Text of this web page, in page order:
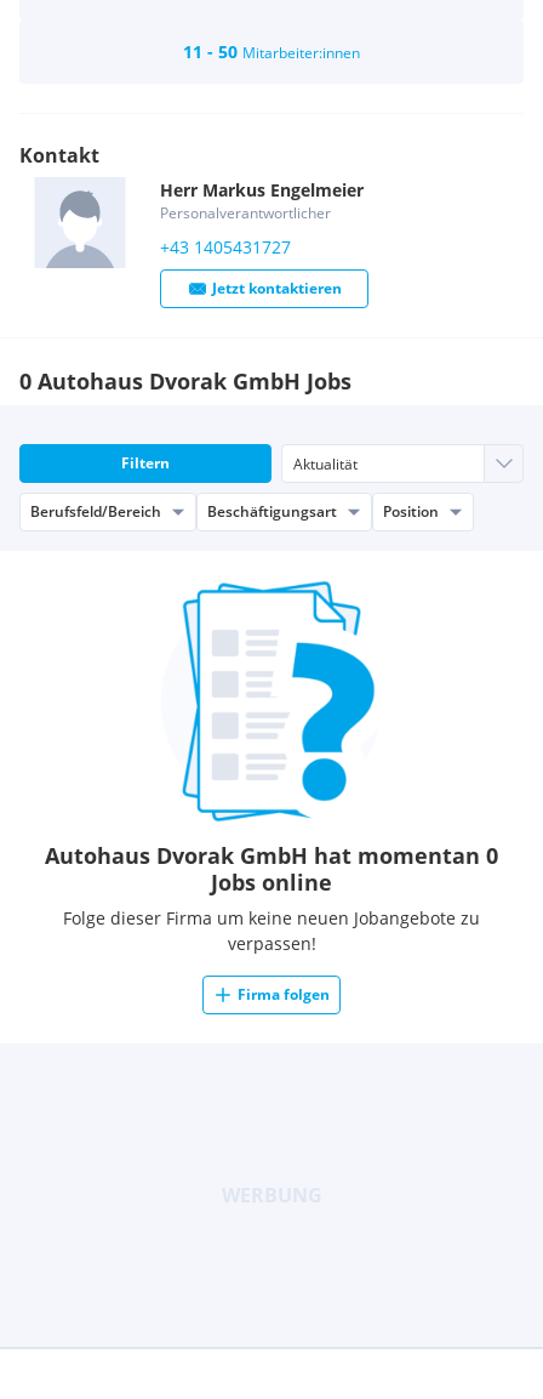
11 - 50 Mitarbeiter:innen
Kontakt
Herr Markus Engelmeier
Personalverantwortlicher
+43 1405431727
Jetzt kontaktieren
0 Autohaus Dvorak GmbH Jobs
Filtern
Berufsfeld/Bereich Beschäftigungsart Position
Autohaus Dvorak GmbH hat momentan 0
Jobs online
Folge dieser Firma um keine neuen Jobangebote zu
verpassen!
Firma folgen